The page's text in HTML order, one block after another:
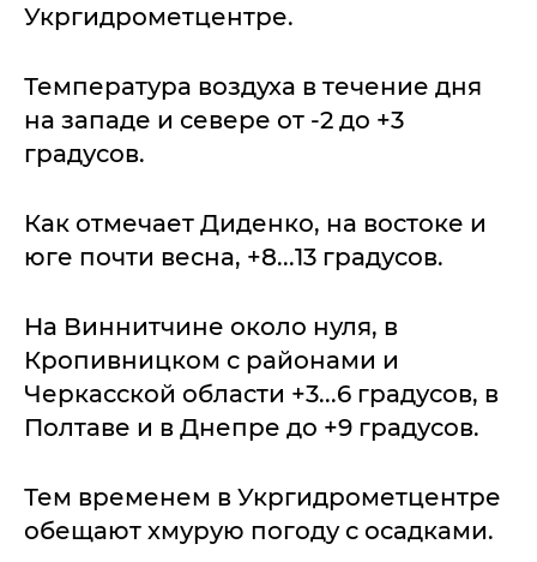
Укргидрометцентре.
Температура воздуха в течение дня
на западе и севере от -2 до +3
градусов.
Как отмечает Диденко, на востоке и
юге почти весна, +8...13 градусов.
На Виннитчине около нуля, в
Кропивницком с районами и
Черкасской области +3...6 градусов, в
Полтаве и в Днепре до +9 градусов.
Тем временем в Укргидрометцентре
обещают хмурую погоду с осадками.